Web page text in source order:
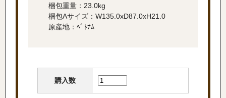
梱包重量：23.0kg
梱包Aサイズ：W135.0xD87.0xH21.0
原産地：ﾍﾞﾄﾅﾑ
購入数